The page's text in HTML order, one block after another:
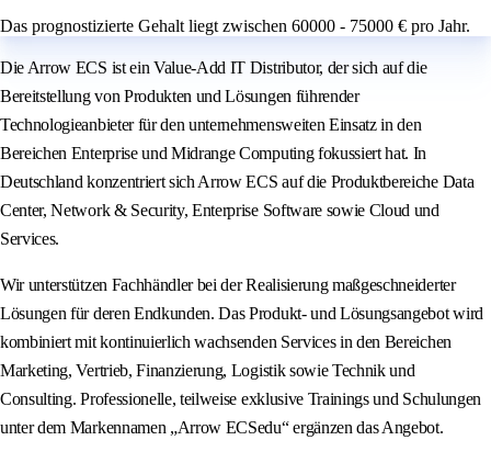
Das prognostizierte Gehalt liegt zwischen 60000 - 75000 € pro Jahr.
Die Arrow ECS ist ein Value-Add IT Distributor, der sich auf die
Bereitstellung von Produkten und Lösungen führender
Technologieanbieter für den unternehmensweiten Einsatz in den
Bereichen Enterprise und Midrange Computing fokussiert hat. In
Deutschland konzentriert sich Arrow ECS auf die Produktbereiche Data
Center, Network & Security, Enterprise Software sowie Cloud und
Services.
Wir unterstützen Fachhändler bei der Realisierung maßgeschneiderter
Lösungen für deren Endkunden. Das Produkt- und Lösungsangebot wird
kombiniert mit kontinuierlich wachsenden Services in den Bereichen
Marketing, Vertrieb, Finanzierung, Logistik sowie Technik und
Consulting. Professionelle, teilweise exklusive Trainings und Schulungen
unter dem Markennamen „Arrow ECSedu“ ergänzen das Angebot.